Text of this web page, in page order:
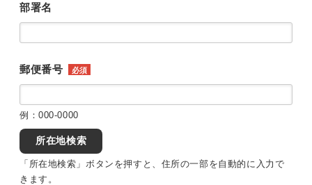
部署名
郵便番号 必須
例：000-0000
所在地検索
「所在地検索」ボタンを押すと、住所の一部を自動的に入力で
きます。